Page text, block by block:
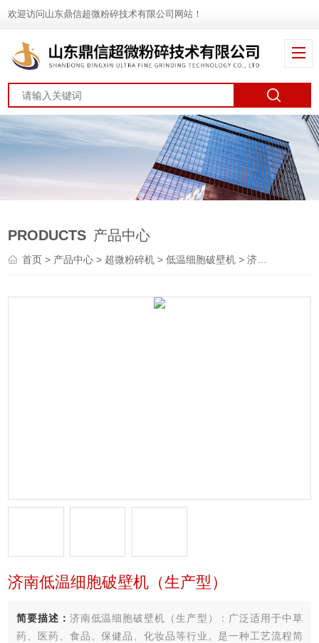
欢迎访问山东鼎信超微粉碎技术有限公司网站！
PRODUCTS 产品中心
首页> 产品中心 > 超微粉碎机 >低温细胞破壁机 > 济南低温细胞破壁机（生产型）
济南低温细胞破壁机（生产型）
简要描述： 济南低温细胞破壁机（生产型）：广泛适用于中草
药、医药、食品、保健品、化妆品等行业。是一种工艺流程简